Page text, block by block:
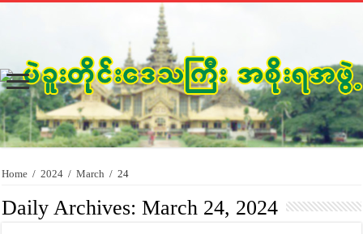
Home / 2024 / March / 24
Daily Archives:March 24, 2024